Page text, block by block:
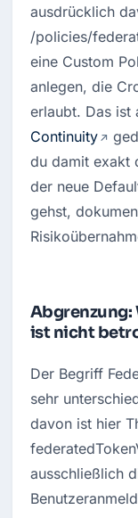
ausdrücklich
/policies/
eine Custom
anlegen, die
erlaubt. Das ist
Continuity
du damit exakt
der neue
gehst,
ist nicht
Der Begriff
sehr
davon ist hier
ausschließlich